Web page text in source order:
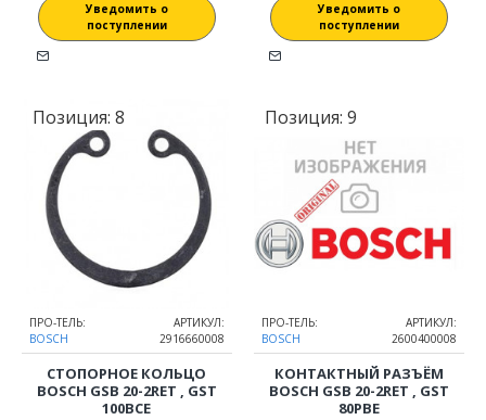
Уведомить о
поступлении
Уведомить о
поступлении
Позиция: 8
ПРО-ТЕЛЬ:
BOSCH
АРТИКУЛ:
2916660008
СТОПОРНОЕ КОЛЬЦО
BOSCH GSB 20-2RET , GST
100BCE
Позиция: 9
ПРО-ТЕЛЬ:
BOSCH
АРТИКУЛ:
2600400008
КОНТАКТНЫЙ РАЗЪЁМ
BOSCH GSB 20-2RET , GST
80PBE